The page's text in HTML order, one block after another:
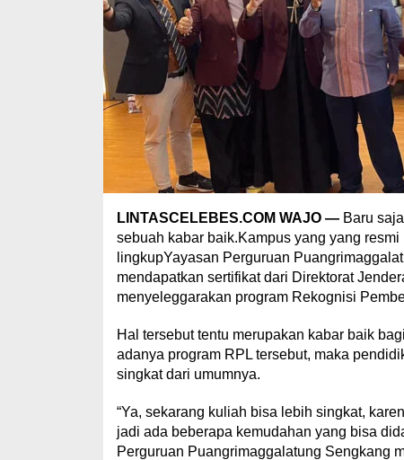
LINTASCELEBES.COM WAJO —Baru saja
sebuah kabar baik.Kampus yang yang
lingkupYayasan Perguruan
mendapatkan sertifikat dari Direktorat
menyeleggarakan program Rekognisi
Hal tersebut tentu merupakan kabar baik
adanya program RPL tersebut, maka
singkat dari umumnya.
“Ya, sekarang kuliah bisa lebih singkat,
jadi ada beberapa kemudahan yang bisa
Perguruan Puangrimaggalatung Sengkang